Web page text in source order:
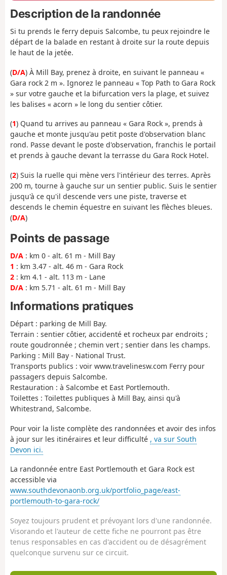
Description de la randonnée
Si tu prends le ferry depuis Salcombe, tu peux rejoindre le
départ de la balade en restant à droite sur la route depuis
le haut de la jetée.
(D/A) À Mill Bay, prenez à droite, en suivant le panneau «
Gara rock 2 m ». Ignorez le panneau « Top Path to Gara Rock
» sur votre gauche et la bifurcation vers la plage, et suivez
les balises « acorn » le long du sentier côtier.
(1) Quand tu arrives au panneau « Gara Rock », prends à
gauche et monte jusqu'au petit poste d'observation blanc
rond. Passe devant le poste d'observation, franchis le portail
et prends à gauche devant la terrasse du Gara Rock Hotel.
(2) Suis la ruelle qui mène vers l'intérieur des terres. Après
200 m, tourne à gauche sur un sentier public. Suis le sentier
jusqu'à ce qu'il descende vers une piste, traverse et
descends le chemin équestre en suivant les flèches bleues.
(D/A)
Points de passage
D/A : km 0 - alt. 61 m - Mill Bay
1 : km 3.47 - alt. 46 m - Gara Rock
2 : km 4.1 - alt. 113 m - Lane
D/A : km 5.71 - alt. 61 m - Mill Bay
Informations pratiques
Départ : parking de Mill Bay.
Terrain : sentier côtier, accidenté et rocheux par endroits ;
route goudronnée ; chemin vert ; sentier dans les champs.
Parking : Mill Bay - National Trust.
Transports publics : voir www.travelinesw.com Ferry pour
passagers depuis Salcombe.
Restauration : à Salcombe et East Portlemouth.
Toilettes : Toilettes publiques à Mill Bay, ainsi qu'à
Whitestrand, Salcombe.
Pour voir la liste complète des randonnées et avoir des infos
à jour sur les itinéraires et leur difficulté , va sur South
Devon ici.
La randonnée entre East Portlemouth et Gara Rock est
accessible via
www.southdevonaonb.org.uk/portfolio_page/east-
portlemouth-to-gara-rock/
Soyez toujours prudent et prévoyant lors d'une randonnée.
Visorando et l'auteur de cette fiche ne pourront pas être
tenus responsables en cas d'accident ou de désagrément
quelconque survenu sur ce circuit.